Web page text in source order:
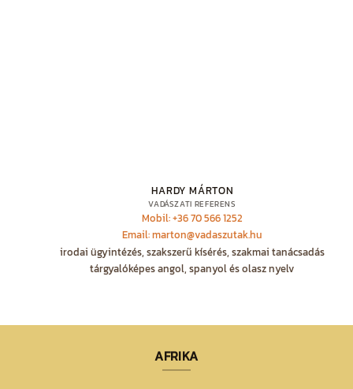
HARDY MÁRTON
VADÁSZATI REFERENS
Mobil: +36 70 566 1252
Email: marton@vadaszutak.hu
irodai ügyintézés, szakszerű kísérés, szakmai tanácsadás
tárgyalóképes angol, spanyol és olasz nyelv
AFRIKA